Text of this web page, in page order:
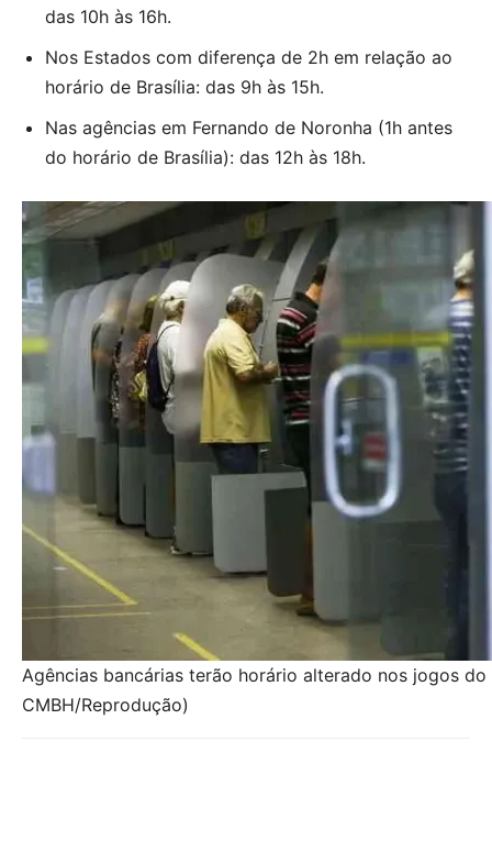
das 10h às 16h.
Nos Estados com diferença de 2h em relação ao
horário de Brasília: das 9h às 15h.
Nas agências em Fernando de Noronha (1h antes
do horário de Brasília): das 12h às 18h.
Agências bancárias terão horário alterado nos jogos
CMBH/Reprodução)